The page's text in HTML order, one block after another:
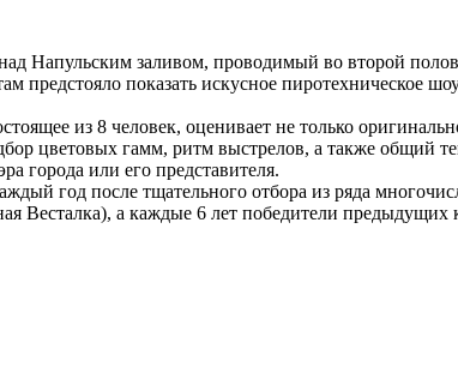
Напульским заливом, проводимый во второй
предстояло показать искусное пиротехническое
из 8 человек, оценивает не только
цветовых гамм, ритм выстрелов, а также
города или его представителя.
год после тщательного отбора из ряда
Весталка), а каждые 6 лет победители